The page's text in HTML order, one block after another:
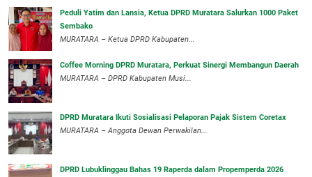
Peduli Yatim dan Lansia, Ketua DPRD Muratara Salurkan 1000 Paket
Sembako
MURATARA – Ketua DPRD Kabupaten...
Coffee Morning DPRD Muratara, Perkuat Sinergi Membangun Daerah
MURATARA – DPRD Kabupaten Musi...
DPRD Muratara Ikuti Sosialisasi Pelaporan Pajak Sistem Coretax
MURATARA – Anggota Dewan Perwakilan...
DPRD Lubuklinggau Bahas 19 Raperda dalam Propemperda 2026